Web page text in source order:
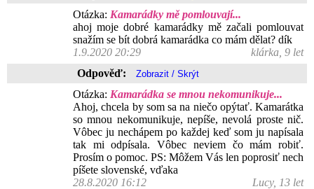
Otázka: Kamarádky mě pomlouvají...
ahoj moje dobré kamarádky mě začali pomlouvat
snažím se bít dobrá kamarádka co mám dělat? dík
1.9.2020 20:29
klárka, 9 let
Odpověď:
Otázka: Kamarádka se mnou nekomunikuje...
Ahoj, chcela by som sa na niečo opýtať. Kamarátka
so mnou nekomunikuje, nepíše, nevolá proste nič.
Vôbec ju nechápem po každej keď som ju napísala
tak mi odpísala. Vôbec neviem čo mám robiť.
Prosím o pomoc. PS: Môžem Vás len poprosiť nech
píšete slovenské, vďaka
28.8.2020 16:12
Lucy, 13 let